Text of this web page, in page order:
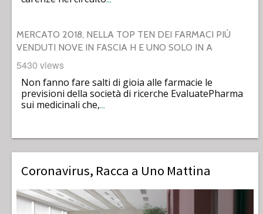
MERCATO 2018, NELLA TOP TEN DEI FARMACI PIÙ
VENDUTI NOVE IN FASCIA H E UNO SOLO IN A
5430 views
Non fanno fare salti di gioia alle farmacie le
previsioni della società di ricerche EvaluatePharma
sui medicinali che,…
Coronavirus, Racca a Uno Mattina
Video
Player